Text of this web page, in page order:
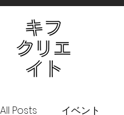
All Posts イベント